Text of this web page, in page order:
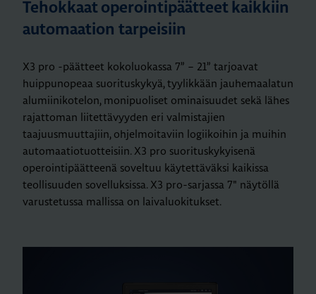
Tehokkaat operointipäätteet kaikkiin
automaation tarpeisiin
X3 pro -päätteet kokoluokassa 7” – 21” tarjoavat
huippunopeaa suorituskykyä, tyylikkään jauhemaalatun
alumiinikotelon, monipuoliset ominaisuudet sekä lähes
rajattoman liitettävyyden eri valmistajien
taajuusmuuttajiin, ohjelmoitaviin logiikoihin ja muihin
automaatiotuotteisiin. X3 pro suorituskykyisenä
operointipäätteenä soveltuu käytettäväksi kaikissa
teollisuuden sovelluksissa. X3 pro-sarjassa 7" näytöllä
varustetussa mallissa on laivaluokitukset.